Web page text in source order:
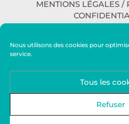
Nous utilisons des cookies pour
service.
Tous les
Refuser
MENTIONS LÉGALES /